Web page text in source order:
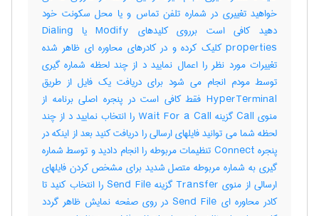
خواهید تغییری در شماره تلفن تماس و یا محل سکونت خود
دهید کافی است برروی کلیدهای Modify یا Dialing
properties کلیک کرده و در کادرهای محاوره ای ظاهر شده
تغییرات مورد نظر را اعمال نمایید د از چند لحظه شماره گیری
توسط مودم انجام می شود برای دریافت یک فایل از طریق
HyperTerminal فقط کافی است در پنجره اصلی برنامه از
منوی Call گزینه Wait For a Call را انتخاب نمایید د از چند
لحظه شما می توانید فایلهای ارسالی را دریافت کنید بعد از اینکه در
پنجره Connect تنظیمات مربوطه را انجام دادید و توسط شماره
گیری به شماره مربوطه متصل شدید برای مشخص کردن فایلهای
ارسالی از منوی Transfer گزینه Send File را انتخاب کنید تا
کادر محاوره ای Send File در روی صفحه نمایش ظاهر گردد